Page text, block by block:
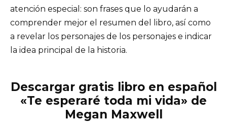
atención especial: son frases que lo ayudarán a
comprender mejor el resumen del libro, así como
a revelar los personajes de los personajes e indicar
la idea principal de la historia.
Descargar gratis libro en español
«Te esperaré toda mi vida» de
Megan Maxwell